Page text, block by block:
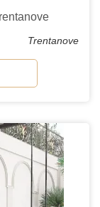
Trentanove